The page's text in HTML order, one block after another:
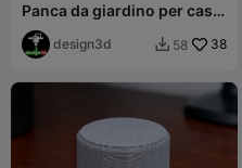
Panca da giardino per casa
delle bambole in miniatura
design3d  58 38